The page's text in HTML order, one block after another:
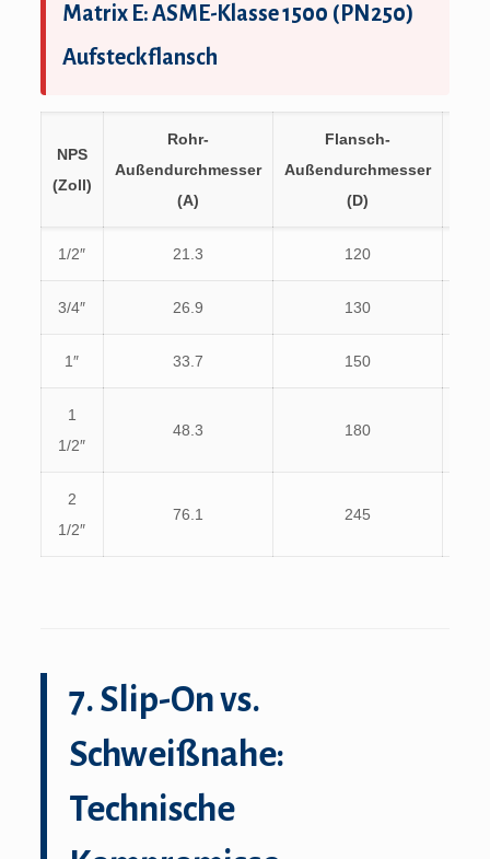
Matrix E: ASME-Klasse 1500 (PN250)
Aufsteckflansch
NPS
(Zoll)
Rohr-
Außendurchmesser
(A)
Flansch-
Außendurchmesser
(D)
1/2″ 21.3 120
3/4″ 26.9 130
1″ 33.7 150
1
1/2″
48.3 180
2
1/2″
76.1 245
7. Slip-On vs.
Schweißnahe:
Technische